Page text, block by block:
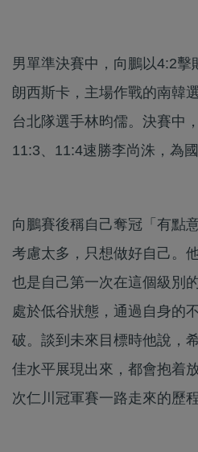
男單準決賽中，向鵬以4:2擊
朗西斯卡，主場作戰的南韓
台北隊選手林昀儒。決賽中
11:3、11:4速勝李尚洙，為
向鵬賽後稱自己奪冠「有點
考慮太多，只想做好自己。
也是自己第一次在這個級別
處於低谷狀態，通過自身的
破。談到未來目標時他說，
佳水平展現出來，都會抱着
次仁川冠軍賽一路走來的歷程